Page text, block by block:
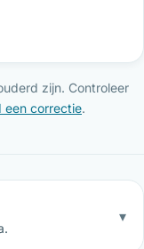
zijn. Controleer
een correctie.
▾